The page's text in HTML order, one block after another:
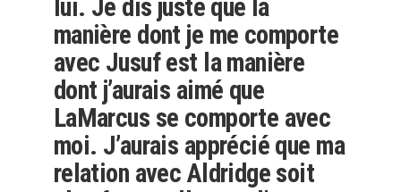
lui. Je dis juste que la
manière dont je me comporte
avec Jusuf est la manière
dont j’aurais aimé que
LaMarcus se comporte avec
moi. J’aurais apprécié que ma
relation avec Aldridge soit